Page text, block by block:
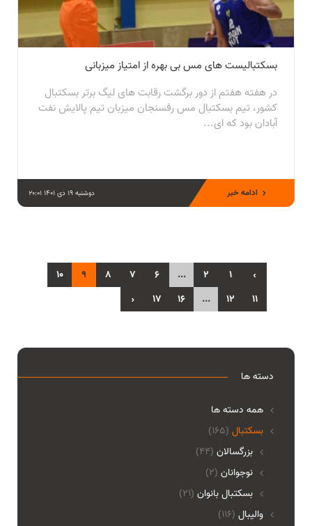
بسکتبالیست های مس بی بهره از امتیاز میزبانی
در هفته هفتم از دور برگشت رقابت های لیگ برتر بسکتبال
کشور، تیم بسکتبال مس رفسنجان میزبان تیم پالایش نفت
آبادان بود که ای...
دوشنبه 19 دی 1401 20:01 ادامه خبر
‹
1
2
...
6
7
8
9
10
11
12
...
16
17
›
دسته ها
همه دسته ها
(165) بسکتبال
بزرگسالان (44)
نوجوانان (2)
بسکتبال بانوان (21)
(116) والیبال